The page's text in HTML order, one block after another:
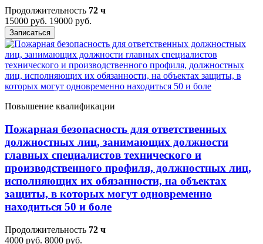
Продолжительность 72 ч
15000 руб. 19000 руб.
Записаться
Повышение квалификации
Пожарная безопасность для ответственных
должностных лиц, занимающих должности
главных специалистов технического и
производственного профиля, должностных лиц,
исполняющих их обязанности, на объектах
защиты, в которых могут одновременно
находиться 50 и боле
Продолжительность 72 ч
4000 руб. 8000 руб.